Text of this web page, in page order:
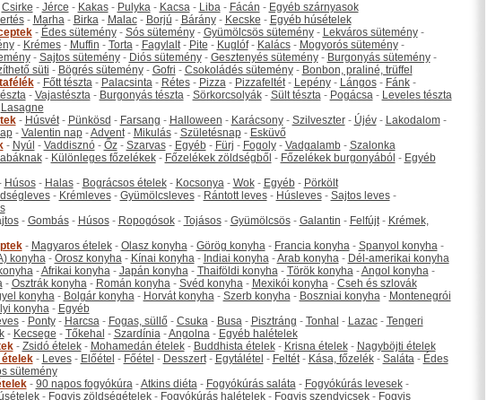
Csirke - Jérce - Kakas- Pulyka- Kacsa- Liba- Fácán - Egyéb szárnyasok
- Marha- Birka- Malac- Borjú - Bárány- Kecske - Egyéb húsételek
- Édes sütemény- Sós sütemény- Gyümölcsös sütemény- Lekváros sütemény-
- Krémes- Muffin - Torta- Fagylalt- Pite - Kuglóf- Kalács- Mogyorós sütemény-
- Sajtos sütemény- Diós sütemény- Gesztenyés sütemény- Burgonyás sütemény-
süti - Bögrés sütemény- Gofri - Csokoládés sütemény- Bonbon, praliné, trüffel
- Főtt tészta- Palacsinta- Rétes- Pizza- Pizzafeltét- Lepény- Lángos- Fánk-
- Vajastészta- Burgonyás tészta- Sörkorcsolyák- Sült tészta- Pogácsa- Leveles tészta
Lasagne
- Húsvét- Pünkösd - Farsang - Halloween - Karácsony- Szilveszter- Újév- Lakodalom-
- Valentin nap-Advent- Mikulás- Születésnap- Esküvő
- Nyúl - Vaddisznó- Őz- Szarvas- Egyéb- Fürj - Fogoly- Vadgalamb- Szalonka
- Különleges főzelékek- Főzelékek zöldségből - Főzelékek burgonyából - Egyéb
Húsos- Halas- Bográcsos ételek- Kocsonya- Wok- Egyéb- Pörkölt
- Krémleves- Gyümölcsleves- Rántott leves- Húsleves- Sajtos leves-
- Gombás- Húsos- Ropogósok- Tojásos- Gyümölcsös- Galantin - Felfújt- Krémek,
- Magyaros ételek- Olasz konyha- Görög konyha- Francia konyha- Spanyol konyha-
konyha- Orosz konyha- Kínai konyha- Indiai konyha-Arab konyha- Dél-amerikai konyha
-Afrikai konyha- Japán konyha- Thaiföldi konyha- Török konyha-Angol konyha-
- Osztrák konyha- Román konyha- Svéd konyha- Mexikói konyha- Cseh és szlovák
konyha- Bolgár konyha- Horvát konyha- Szerb konyha- Boszniai konyha- Montenegrói
konyha- Egyéb
- Ponty- Harcsa- Fogas, süllő- Csuka- Busa- Pisztráng - Tonhal - Lazac- Tengeri
- Kecsege - Tőkehal - Szardínia-Angolna- Egyéb halételek
- Zsidó ételek- Mohamedán ételek- Buddhista ételek- Krisna ételek- Nagyböjti ételek
- Leves- Előétel - Főétel - Desszert- Egytálétel - Feltét- Kása, főzelék- Saláta- Édes
sütemény
- 90 napos fogyókúra-Atkins diéta- Fogyókúrás saláta- Fogyókúrás levesek-
- Fogyis zöldségételek- Fogyókúrás halételek- Fogyis szendvicsek- Fogyis